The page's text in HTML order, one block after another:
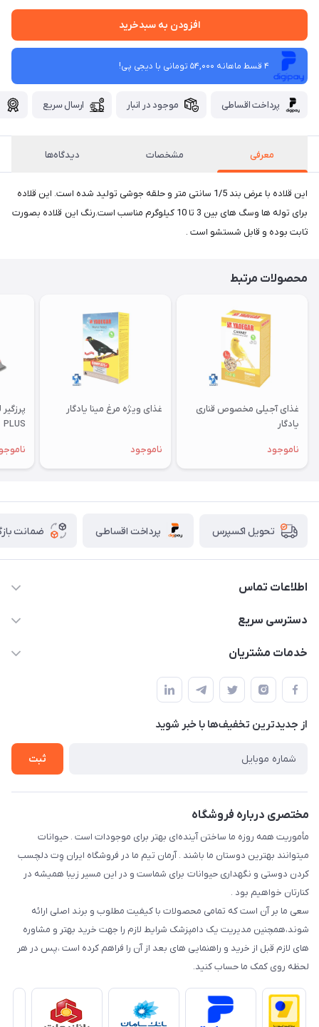
افزودن به سبدخرید
4 قسط ماهانه 54,000 تومانی با دیجی ‌پی!
پرداخت اقساطی موجود در انبار ارسال سریع
معرفی مشخصات دیدگاه‌ها
این قلاده با عرض بند 1/5 سانتی متر و حلقه جوشی تولید شده است. این قلاده
برای توله ها وسگ های بین 3 تا 10 کیلوگرم مناسب است.رنگ این قلاده بصورت
ثابت بوده و قابل شستشو است .
محصولات مرتبط
غذای آجیلی مخصوص قناری
یادگار
ناموجود
غذای ویژه مرغ مینا یادگار
ناموجود
PLUS
تحویل اکسپرس پرداخت اقساطی ضمانت
اطلاعات تماس
07154503736-09120986090
دسترسی سریع
حساب کاربری
درباره ما
تماس با ما
خدمات مشتریان
قوانین و مقررات
حفظ حریم شخصی
سوالات متداول
شرایط ارسال رایگان
از جدید‌ترین تخفیف‌ها با‌ خبر شوید
ثبت
مختصری درباره فروشگاه
مأموریت همه روزه ما ساختن آینده‌ای بهتر برای موجودات است . حیوانات
میتوانند بهترین دوستان ما باشند . آرمان تیم ما در فروشگاه ایران وِت دلچسب
کردن دوستی و نگهداری حیوانات برای شماست و در این مسیر زیبا همیشه در
کنارتان خواهیم بود .
سعی ما بر آن است که تمامی محصولات با کیفیت مطلوب و برند اصلی ارائه
شوند،همچنین مدیریت یک دامپزشک شرایط لازم را جهت خرید بهتر و مشاوره
های لازم قبل از خرید و راهنمایی های بعد از آن را فراهم کرده است ،پس در هر
لحظه روی کمک ما حساب کنید.